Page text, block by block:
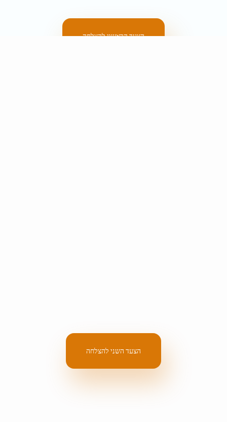
הצעד הראשון להצלחה
הצעד השני להצלחה